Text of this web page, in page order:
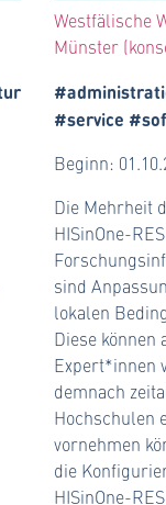
Westfälische
Münster
#service
Beginn:
Die Mehrheit
HISinOne-
sind
lokalen
Diese
Expert*innen
demnach
Hochschulen
vornehmen
die
HISinOne-